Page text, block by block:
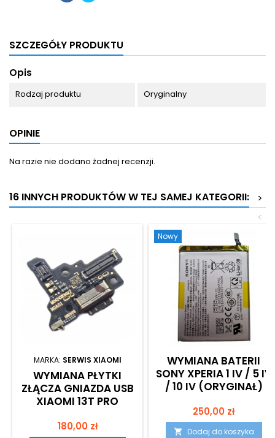
SZCZEGÓŁY PRODUKTU
Opis
Rodzaj produktu Oryginalny
OPINIE
Na razie nie dodano żadnej recenzji.
16 INNYCH PRODUKTÓW W TEJ SAMEJ KATEGORII:
>
<
MARKA: SERWIS XIAOMI
WYMIANA PŁYTKI
ZŁĄCZA GNIAZDA USB
XIAOMI 13T PRO
Cena
180,00 zł
Nowy
WYMIANA BATERII
SONY XPERIA 1 IV / 5 IV
/ 10 IV (ORYGINAŁ)
Cena
250,00 zł
 Dodaj do koszyka